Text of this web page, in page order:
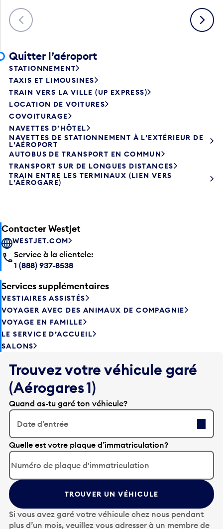
STATIONNEMENT
TAXIS ET LIMOUSINES
TRAIN VERS LA VILLE (UP EXPRESS)
LOCATION DE VOITURES
COVOITURAGE
NAVETTES D’HÔTEL
NAVETTES DE STATIONNEMENT À L’EXTÉRIEUR DE
L’AÉROPORT
AUTOBUS DE TRANSPORT EN COMMUN
TRANSPORT SUR DE LONGUES DISTANCES
TRAIN ENTRE LES TERMINAUX (LIEN VERS
L’AÉROGARE)
WESTJET.COM
Service à la clientele:
1 (888) 937-8538
VESTIAIRES ASSISTÉS
VOYAGER AVEC DES ANIMAUX DE COMPAGNIE
VOYAGE EN FAMILLE
LE SERVICE D’ACCUEIL
SALONS
Trouvez votre véhicule garé
(Aérogares 1)
Quand as-tu garé ton véhicule?
Date d’entrée
A
p
p
u
y
e
z
s
u
Quelle est votre plaque d’immatriculation?
Si vous avez garé votre véhicule chez nous pendant
plus d’un mois, veuillez vous adresser à un membre de
notre équipe de service de voiturier qui se trouve au